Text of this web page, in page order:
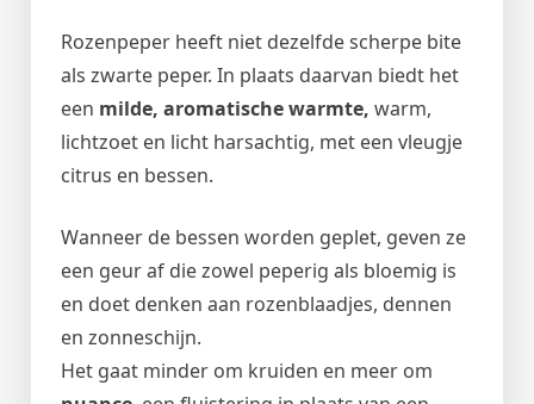
Rozenpeper heeft niet dezelfde scherpe bite
als zwarte peper. In plaats daarvan biedt het
een milde, aromatische warmte, warm,
lichtzoet en licht harsachtig, met een vleugje
citrus en bessen.
Wanneer de bessen worden geplet, geven ze
een geur af die zowel peperig als bloemig is
en doet denken aan rozenblaadjes, dennen
en zonneschijn.
Het gaat minder om kruiden en meer om